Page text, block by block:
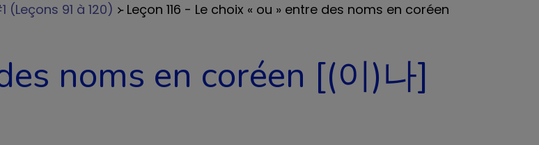
91 à 120) ᚛ Leçon 116 - Le choix « ou » entre des noms en coréen
noms en coréen [(이)나]